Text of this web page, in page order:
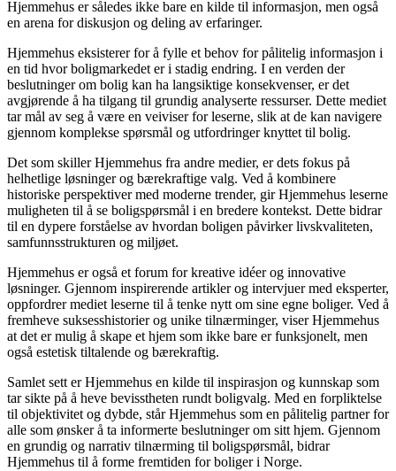
Hjemmehus er således ikke bare en kilde til informasjon, men også
en arena for diskusjon og deling av erfaringer.
Hjemmehus eksisterer for å fylle et behov for pålitelig informasjon i
en tid hvor boligmarkedet er i stadig endring. I en verden der
beslutninger om bolig kan ha langsiktige konsekvenser, er det
avgjørende å ha tilgang til grundig analyserte ressurser. Dette mediet
tar mål av seg å være en veiviser for leserne, slik at de kan navigere
gjennom komplekse spørsmål og utfordringer knyttet til bolig.
Det som skiller Hjemmehus fra andre medier, er dets fokus på
helhetlige løsninger og bærekraftige valg. Ved å kombinere
historiske perspektiver med moderne trender, gir Hjemmehus leserne
muligheten til å se boligspørsmål i en bredere kontekst. Dette bidrar
til en dypere forståelse av hvordan boligen påvirker livskvaliteten,
samfunnsstrukturen og miljøet.
Hjemmehus er også et forum for kreative idéer og innovative
løsninger. Gjennom inspirerende artikler og intervjuer med eksperter,
oppfordrer mediet leserne til å tenke nytt om sine egne boliger. Ved å
fremheve suksesshistorier og unike tilnærminger, viser Hjemmehus
at det er mulig å skape et hjem som ikke bare er funksjonelt, men
også estetisk tiltalende og bærekraftig.
Samlet sett er Hjemmehus en kilde til inspirasjon og kunnskap som
tar sikte på å heve bevisstheten rundt boligvalg. Med en forpliktelse
til objektivitet og dybde, står Hjemmehus som en pålitelig partner for
alle som ønsker å ta informerte beslutninger om sitt hjem. Gjennom
en grundig og narrativ tilnærming til boligspørsmål, bidrar
Hjemmehus til å forme fremtiden for boliger i Norge.